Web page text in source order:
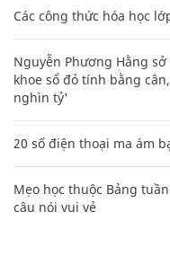
Các công thức hóa học
Nguyễn Phương Hằng
khoe sổ đỏ tính bằng
nghìn tỷ'
20 số điện thoại ma ám
Mẹo học thuộc Bảng
câu nói vui vẻ